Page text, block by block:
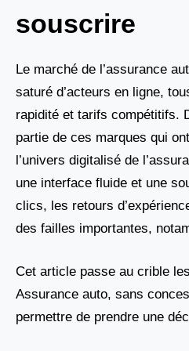
souscrire
Le marché de l’assurance
saturé d’acteurs en ligne,
rapidité et tarifs compétitifs.
partie de ces marques qui
l’univers digitalisé de
une interface fluide et une
clics, les retours
des failles importantes,
Cet article passe au crible
Assurance auto, sans
permettre de prendre une